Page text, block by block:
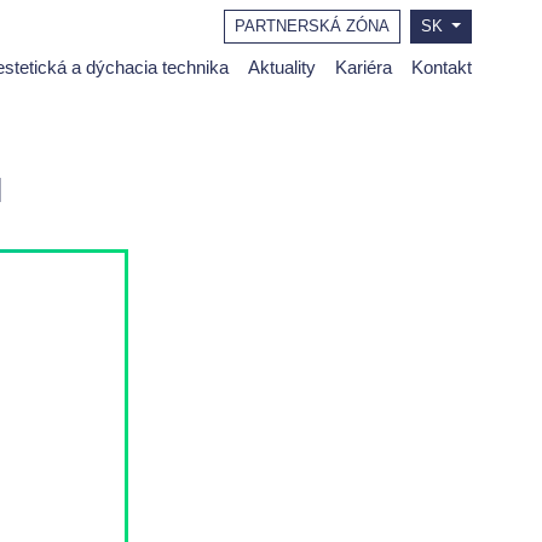
PARTNERSKÁ ZÓNA SK
a dýchacia technika Aktuality Kariéra Kontakt